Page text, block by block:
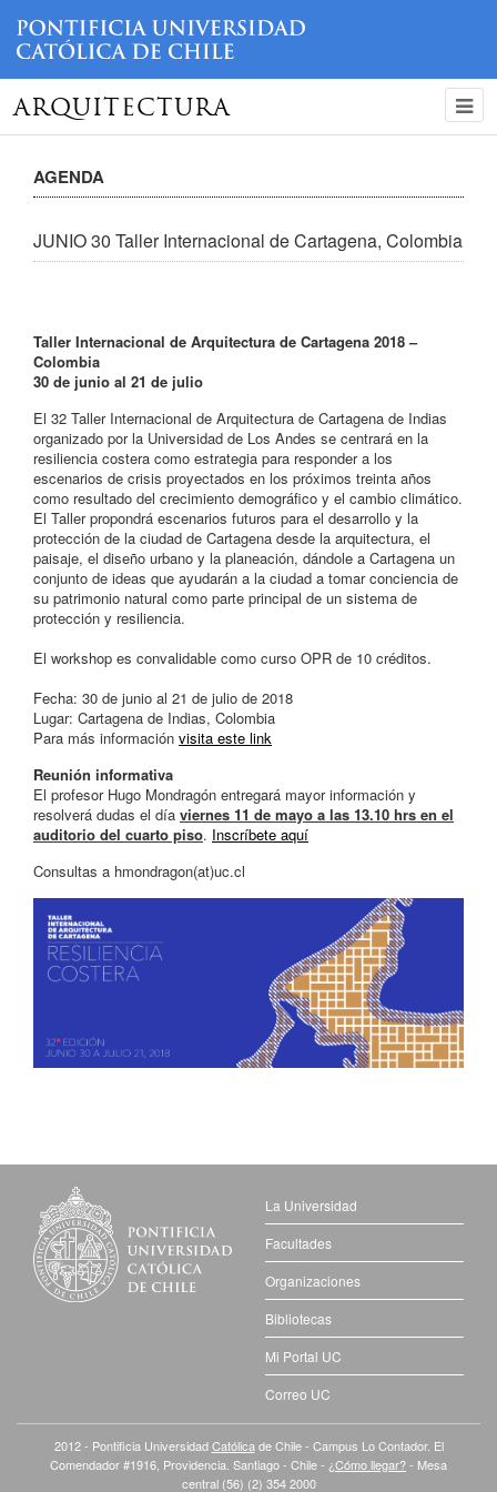
ARQUITECTURA
AGENDA
JUNIO 30 Taller Internacional de Cartagena, Colombia
Taller Internacional de Arquitectura de Cartagena 2018 –
Colombia
30 de junio al 21 de julio
El 32 Taller Internacional de Arquitectura de Cartagena de Indias
organizado por la Universidad de Los Andes se centrará en la
resiliencia costera como estrategia para responder a los
escenarios de crisis proyectados en los próximos treinta años
como resultado del crecimiento demográfico y el cambio climático.
El Taller propondrá escenarios futuros para el desarrollo y la
protección de la ciudad de Cartagena desde la arquitectura, el
paisaje, el diseño urbano y la planeación, dándole a Cartagena un
conjunto de ideas que ayudarán a la ciudad a tomar conciencia de
su patrimonio natural como parte principal de un sistema de
protección y resiliencia.
El workshop es convalidable como curso OPR de 10 créditos.
Fecha: 30 de junio al 21 de julio de 2018
Lugar: Cartagena de Indias, Colombia
Para más información visita este link
Reunión informativa
El profesor Hugo Mondragón entregará mayor información y
resolverá dudas el día viernes 11 de mayo a las 13.10 hrs en el
auditorio del cuarto piso. Inscríbete aquí
Consultas a hmondragon(at)uc.cl
La Universidad
Facultades
Organizaciones
Bibliotecas
Mi Portal UC
Correo UC
2012 - Pontificia UniversidadCatólicade Chile - Campus Lo Contador. El
Comendador #1916, Providencia. Santiago - Chile - ¿Cómo llegar?- Mesa
central (56) (2) 354 2000